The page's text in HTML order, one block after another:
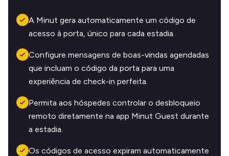
A Minut gera automaticamente um código de
acesso à porta, único para cada estadia.
Configure mensagens de boas-vindas agendadas
que incluam o código da porta para uma
experiência de check-in perfeita.
Permita aos hóspedes controlar o desbloqueio
remoto diretamente na app Minut Guest durante
a estadia.
Os códigos de acesso expiram automaticamente